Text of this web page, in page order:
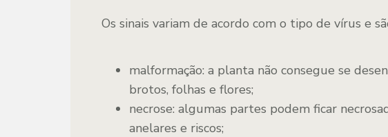
Os sinais variam de acordo com o tipo de vírus e
malformação: a planta não consegue se
brotos, folhas e flores;
necrose: algumas partes podem ficar
anelares e riscos;